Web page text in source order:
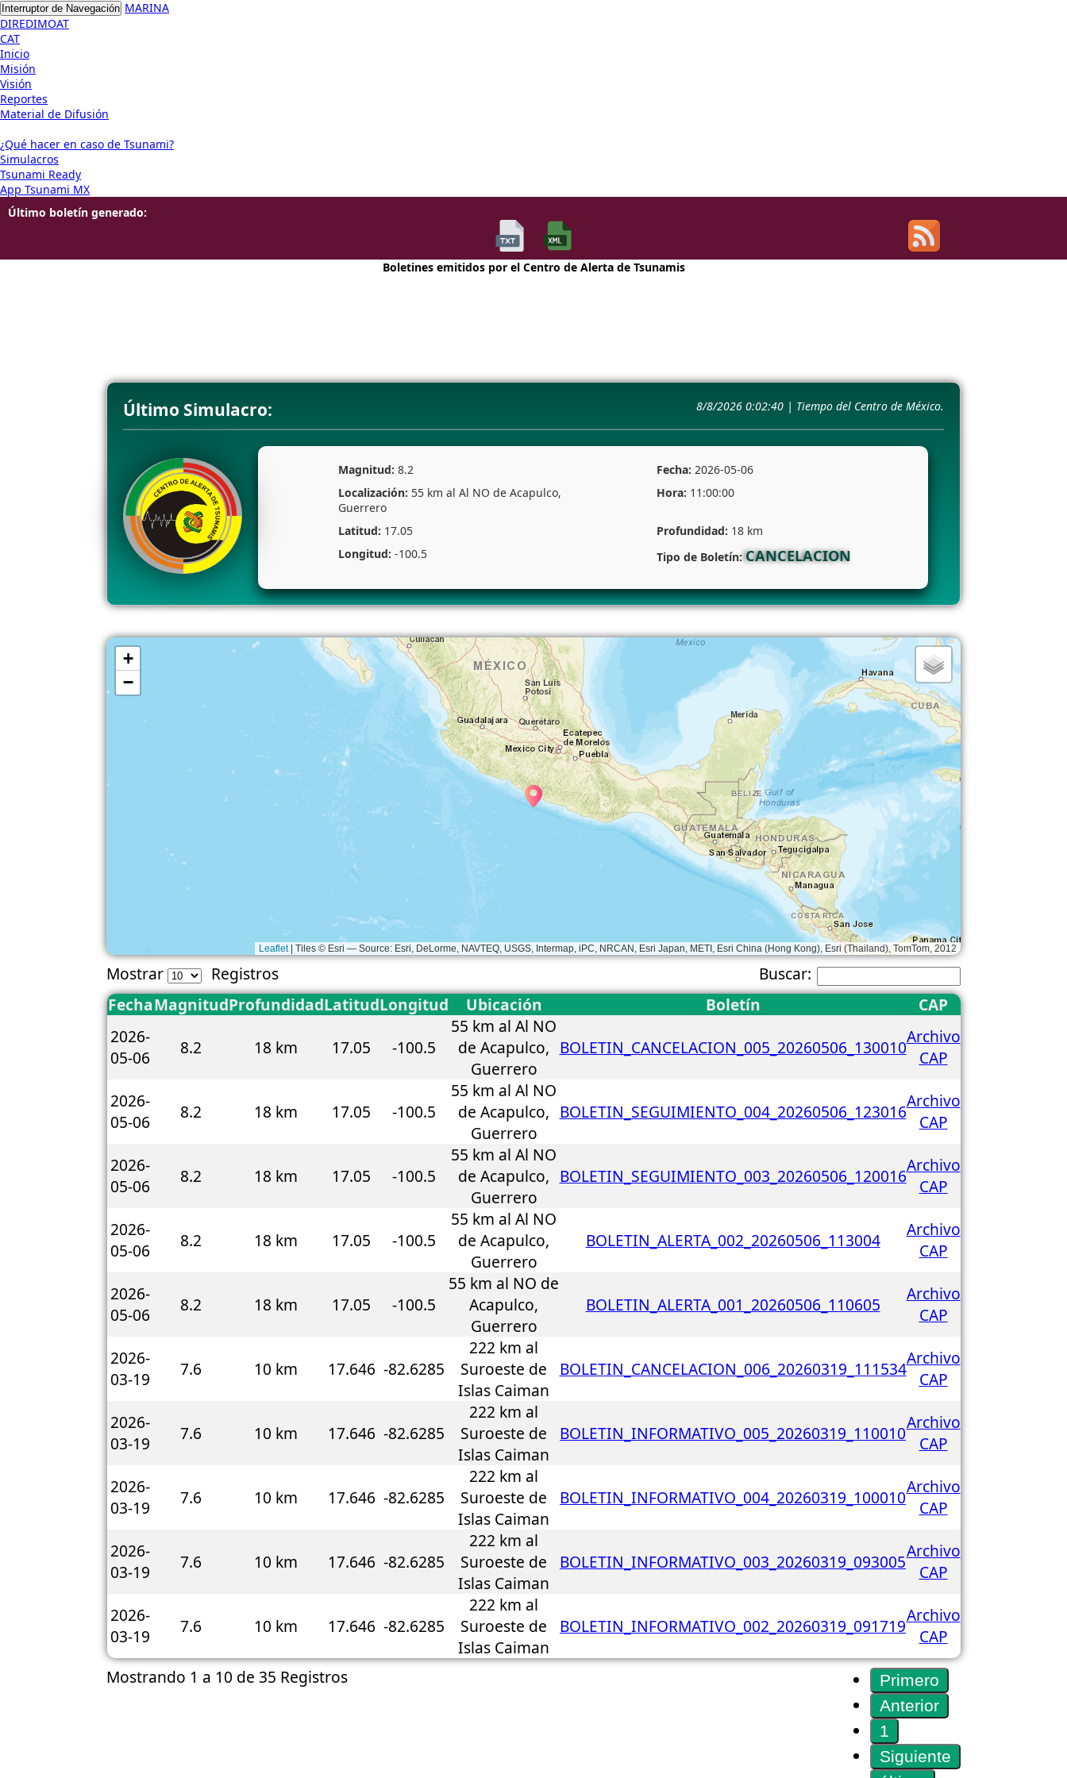
Interruptor de Navegación MARINA
DIREDIMOAT
CAT
Inicio
Misión
Visión
Reportes
Material de Difusión
¿Qué hacer en caso de Tsunami?
Simulacros
Tsunami Ready
App Tsunami MX
Último boletín generado:
Boletines emitidos por el Centro de Alerta de Tsunamis
Último Simulacro: 8/8/2026 0:02:41 | Tiempo del Centro de México.
Magnitud: 8.2 Fecha:2026-05-06
Localización: 55 km al Al NO de Acapulco,
Guerrero
Hora: 11:00:00
Latitud: 17.05 Profundidad: 18 km
Longitud: -100.5 Tipo de Boletín:CANCELACION
+
−
Leaflet Tiles © Esri — Source: Esri, DeLorme, NAVTEQ, USGS, Intermap, iPC, NRCAN, Esri Japan, METI, Esri China (Hong Kong), Esri (Thailand), TomTom, 2012
Mostrar Registros
Buscar:
FechaMagnitudProfundidadLatitudLongitud Ubicación Boletín
CAP
2026-
05-06
8.2 18 km 17.05 -100.5
55 km al Al NO
de Acapulco,
Guerrero
BOLETIN_CANCELACION_005_20260506_130010
Archivo
CAP
2026-
05-06
8.2 18 km 17.05 -100.5
55 km al Al NO
de Acapulco,
Guerrero
BOLETIN_SEGUIMIENTO_004_20260506_123016
Archivo
CAP
2026-
05-06
8.2 18 km 17.05 -100.5
55 km al Al NO
de Acapulco,
Guerrero
BOLETIN_SEGUIMIENTO_003_20260506_120016
Archivo
CAP
2026-
05-06
8.2 18 km 17.05 -100.5
55 km al Al NO
de Acapulco,
Guerrero
BOLETIN_ALERTA_002_20260506_113004
Archivo
CAP
2026-
05-06
8.2 18 km 17.05 -100.5
55 km al NO de
Acapulco,
Guerrero
BOLETIN_ALERTA_001_20260506_110605
Archivo
CAP
2026-
03-19
7.6 10 km 17.646 -82.6285
222 km al
Suroeste de
Islas Caiman
BOLETIN_CANCELACION_006_20260319_111534
Archivo
CAP
2026-
03-19
7.6 10 km 17.646 -82.6285
222 km al
Suroeste de
Islas Caiman
BOLETIN_INFORMATIVO_005_20260319_110010
Archivo
CAP
2026-
03-19
7.6 10 km 17.646 -82.6285
222 km al
Suroeste de
Islas Caiman
BOLETIN_INFORMATIVO_004_20260319_100010
Archivo
CAP
2026-
03-19
7.6 10 km 17.646 -82.6285
222 km al
Suroeste de
Islas Caiman
BOLETIN_INFORMATIVO_003_20260319_093005
Archivo
CAP
2026-
03-19
7.6 10 km 17.646 -82.6285
222 km al
Suroeste de
Islas Caiman
BOLETIN_INFORMATIVO_002_20260319_091719
Archivo
CAP
Mostrando 1 a 10 de 35 Registros
Primero
Anterior
1
Siguiente